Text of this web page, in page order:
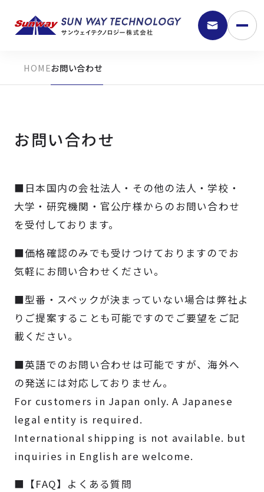
製品検索
取扱メーカー
事例
サポート
会社案内
お問い合わせ
お問い合わせ
■日本国内の会社法人・その他の法人・学校・
大学・研究機関・官公庁様からのお問い合わせ
を受付しております。
■価格確認のみでも受けつけておりますのでお
気軽にお問い合わせください。
■型番・スペックが決まっていない場合は弊社よ
りご提案することも可能ですのでご要望をご記
載ください。
■英語でのお問い合わせは可能ですが、海外へ
の発送には対応しておりません。
For customers in Japan only. A Japanese
legal entity is required.
International shipping is not available. but
inquiries in English are welcome.
■【FAQ】よくある質問